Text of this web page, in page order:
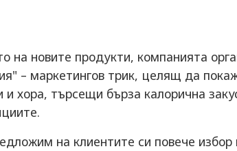
на новите продукти, компанията
– маркетингов трик, целящ да
хора, търсещи бърза калорична
на клиентите си повече избор